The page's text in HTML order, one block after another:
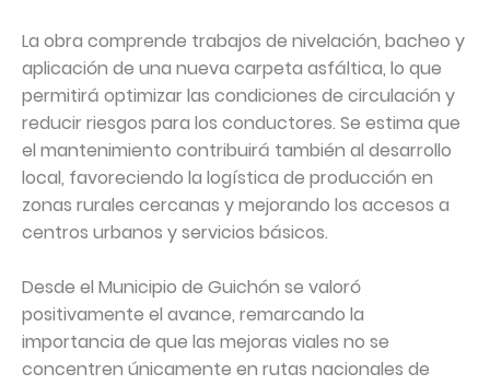
La obra comprende trabajos de nivelación, bacheo y
aplicación de una nueva carpeta asfáltica, lo que
permitirá optimizar las condiciones de circulación y
reducir riesgos para los conductores. Se estima que
el mantenimiento contribuirá también al desarrollo
local, favoreciendo la logística de producción en
zonas rurales cercanas y mejorando los accesos a
centros urbanos y servicios básicos.
Desde el Municipio de Guichón se valoró
positivamente el avance, remarcando la
importancia de que las mejoras viales no se
concentren únicamente en rutas nacionales de